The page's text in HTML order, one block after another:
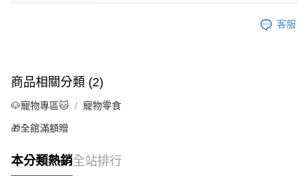
客服
商品相關分類 (2)
🐶寵物專區🐱 寵物零食
🎁全館滿額贈
本分類熱銷全站排行